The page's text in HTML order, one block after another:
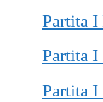
Partita I
Partita I
Partita I